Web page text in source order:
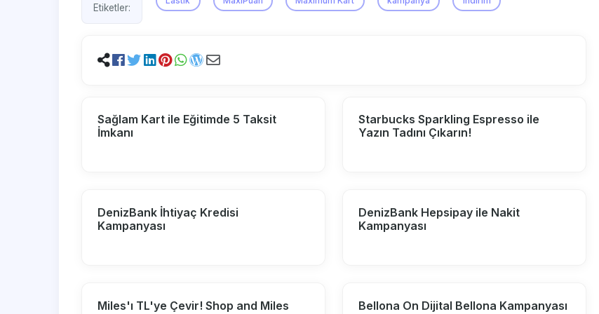
Etiketler:
Sağlam Kart ile Eğitimde 5 Taksit
İmkanı
Starbucks Sparkling Espresso ile
Yazın Tadını Çıkarın!
DenizBank İhtiyaç Kredisi
Kampanyası
DenizBank Hepsipay ile Nakit
Kampanyası
Miles'ı TL'ye Çevir! Shop and Miles
Bellona On Dijital Bellona Kampanyası